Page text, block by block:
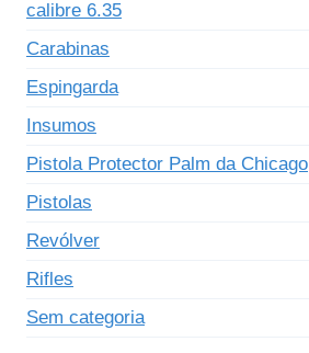
calibre 6.35
Carabinas
Espingarda
Insumos
Pistola Protector Palm da Chicago
Pistolas
Revólver
Rifles
Sem categoria